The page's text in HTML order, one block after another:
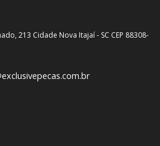
213 Cidade Nova Itajaí - SC CEP 88308-